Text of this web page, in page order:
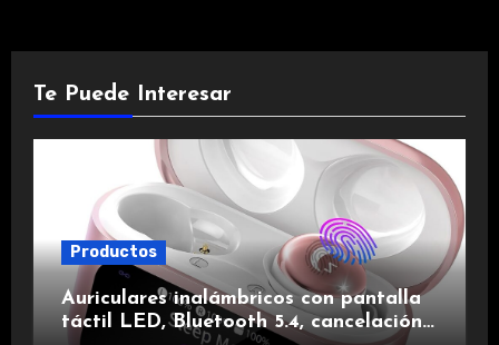
Te Puede Interesar
Productos
Auriculares inalámbricos con pantalla
táctil LED, Bluetooth 5.4, cancelación